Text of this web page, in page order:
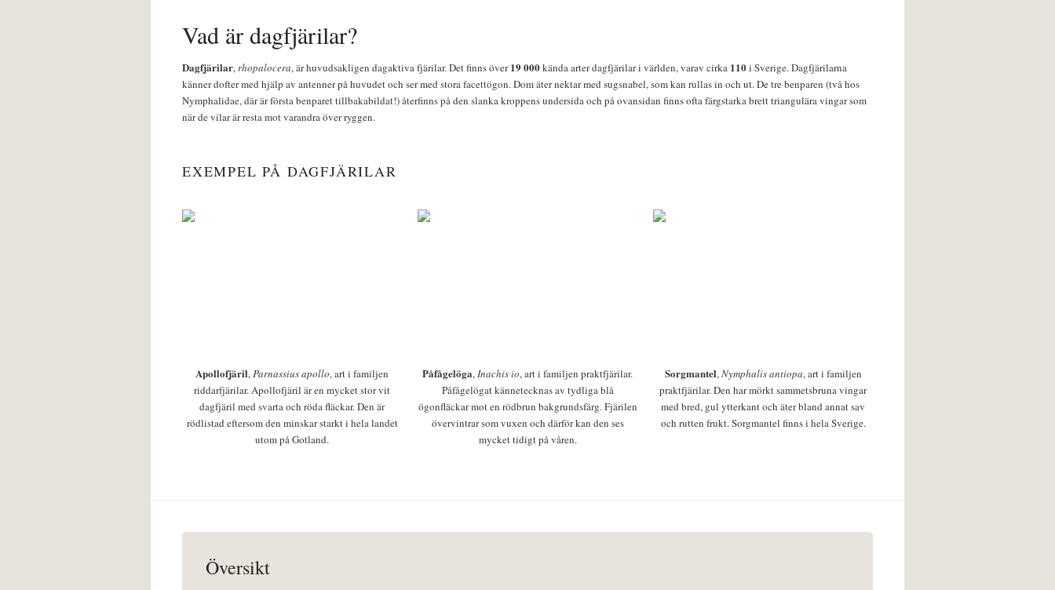
Vad är dagfjärilar?
Dagfjärilar,rhopalocera, är huvudsakligen dagaktiva fjärilar. Det finns över19 000kända arter dagfjärilar i världen, varav cirka 110i Sverige. Dagfjärilarna
känner dofter med hjälp av antenner på huvudet och ser med stora facettögon. Dom äter nektar med sugsnabel, som kan rullas in och ut. De tre benparen (två hos
Nymphalidae, där är första benparet tillbakabildat!) återfinns på den slanka kroppens undersida och på ovansidan finns ofta färgstarka brett triangulära vingar som
när de vilar är resta mot varandra över ryggen.
EXEMPEL PÅ DAGFJÄRILAR
Apollofjäril,Parnassius apollo, art i familjen
riddarfjärilar. Apollofjäril är en mycket stor vit
dagfjäril med svarta och röda fläckar. Den är
rödlistad eftersom den minskar starkt i hela landet
utom på Gotland.
Påfågelöga,Inachis io, art i familjen praktfjärilar.
Påfågelögat kännetecknas av tydliga blå
ögonfläckar mot en rödbrun bakgrundsfärg. Fjärilen
övervintrar som vuxen och därför kan den ses
mycket tidigt på våren.
Sorgmantel,Nymphalis antiopa, art i familjen
praktfjärilar. Den har mörkt sammetsbruna vingar
med bred, gul ytterkant och äter bland annat sav
och rutten frukt. Sorgmantel finns i hela Sverige.
Översikt